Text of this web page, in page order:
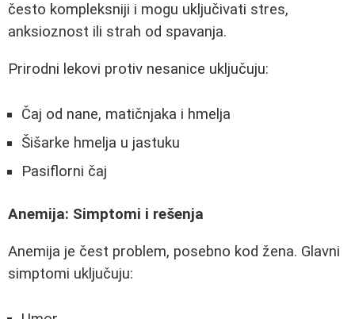
često kompleksniji i mogu uključivati stres,
anksioznost ili strah od spavanja.
Prirodni lekovi protiv nesanice uključuju:
Čaj od nane, matičnjaka i hmelja
Šišarke hmelja u jastuku
Pasiflorni čaj
Anemija: Simptomi i rešenja
Anemija je čest problem, posebno kod žena. Glavni
simptomi uključuju: